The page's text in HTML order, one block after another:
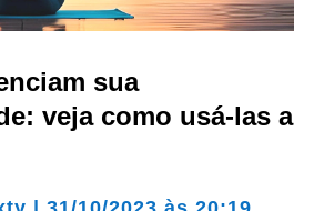
sua
veja como usá-las a